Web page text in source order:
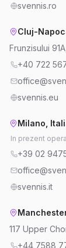
svennis.ro
Cluj-
Frunzisului
+40 722
svennis.eu
Milano,
In prezent
+39 02
svennis.it
117 Upper
+44 7588